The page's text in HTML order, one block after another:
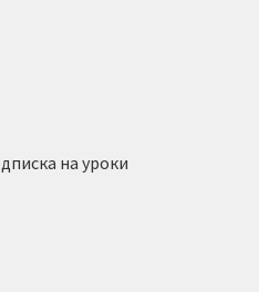
на уроки